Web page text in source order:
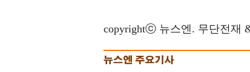
copyrightⓒ 뉴스엔. 무단전재